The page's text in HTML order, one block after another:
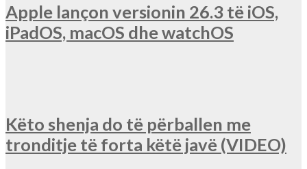
Apple lançon versionin 26.3 të iOS,
iPadOS, macOS dhe watchOS
Këto shenja do të përballen me
tronditje të forta këtë javë (VIDEO)